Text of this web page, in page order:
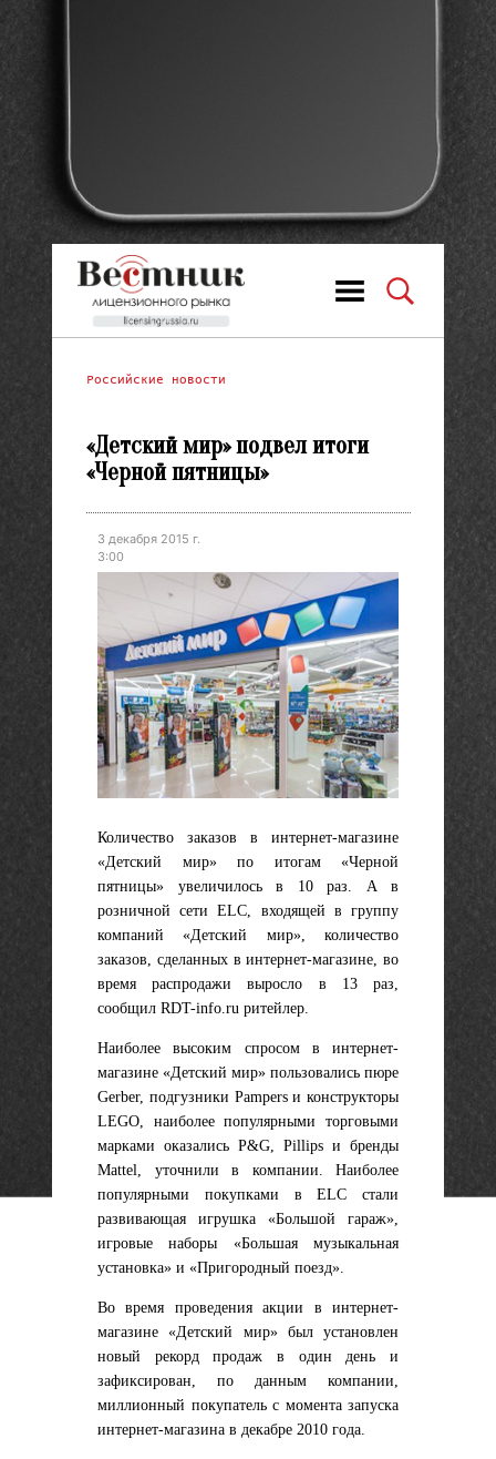
Российские новости
«Детский мир» подвел итоги
«Черной пятницы»
3 декабря 2015 г.
3:00
Количество заказов в интернет-магазине
«Детский мир» по итогам «Черной
пятницы» увеличилось в 10 раз. А в
розничной сети ELC, входящей в группу
компаний «Детский мир», количество
заказов, сделанных в интернет-магазине, во
время распродажи выросло в 13 раз,
сообщил RDT-info.ru ритейлер.
Наиболее высоким спросом в интернет-
магазине «Детский мир» пользовались пюре
Gerber, подгузники Pampers и конструкторы
LEGO, наиболее популярными торговыми
марками оказались P&G, Pillips и бренды
Mattel, уточнили в компании. Наиболее
популярными покупками в ELC стали
развивающая игрушка «Большой гараж»,
игровые наборы «Большая музыкальная
установка» и «Пригородный поезд».
Во время проведения акции в интернет-
магазине «Детский мир» был установлен
новый рекорд продаж в один день и
зафиксирован, по данным компании,
миллионный покупатель с момента запуска
интернет-магазина в декабре 2010 года.